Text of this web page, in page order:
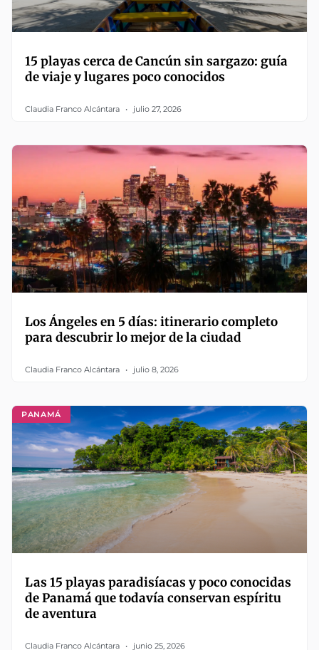
15 playas cerca de Cancún sin sargazo: guía
de viaje y lugares poco conocidos
Claudia Franco Alcántara julio 27, 2026
Los Ángeles en 5 días: itinerario completo
para descubrir lo mejor de la ciudad
Claudia Franco Alcántara julio 8, 2026
PANAMÁ
Las 15 playas paradisíacas y poco conocidas
de Panamá que todavía conservan espíritu
de aventura
Claudia Franco Alcántara junio 25, 2026